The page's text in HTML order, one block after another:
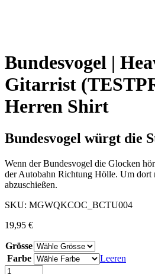
Bundesvogel |
Gitarrist
Herren Shirt
Bundesvogel würgt die
Wenn der Bundesvogel die Glocken
der Autobahn Richtung Hölle. Um dort
abzuschießen.
SKU: MGWQKCOC_BCTU004
19,95 €
Grösse
Farbe
Leeren